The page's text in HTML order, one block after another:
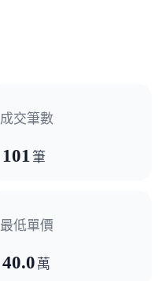
成交筆數
101 筆
最低單價
40.0 萬